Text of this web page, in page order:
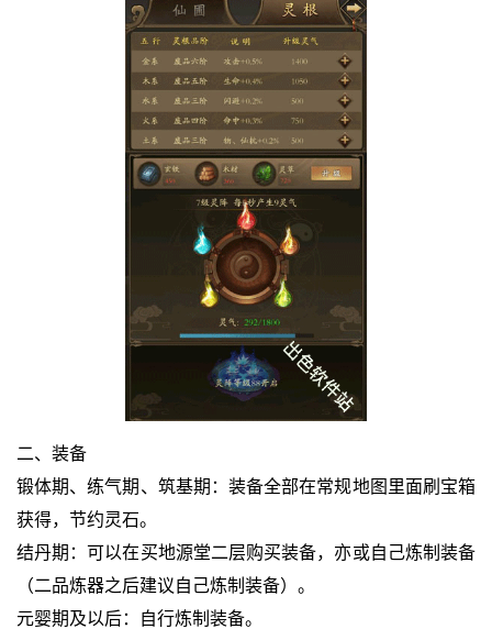
二、装备
锻体期、练气期、筑基期：装备全部在常规地图里面刷宝箱
获得，节约灵石。
结丹期：可以在买地源堂二层购买装备，亦或自己炼制装备
（二品炼器之后建议自己炼制装备）。
元婴期及以后：自行炼制装备。